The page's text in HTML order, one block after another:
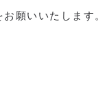
願いいたします。